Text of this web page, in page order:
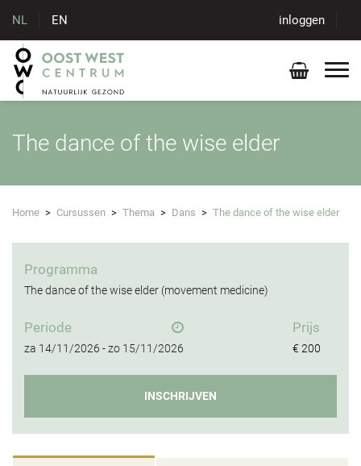
NL EN inloggen
The dance of the wise elder
Home > Cursussen > Thema > Dans > The dance of the wise elder
Programma
The dance of the wise elder (movement medicine)
Periode
za 14/11/2026 -zo 15/11/2026
Prijs
€ 200
INSCHRIJVEN